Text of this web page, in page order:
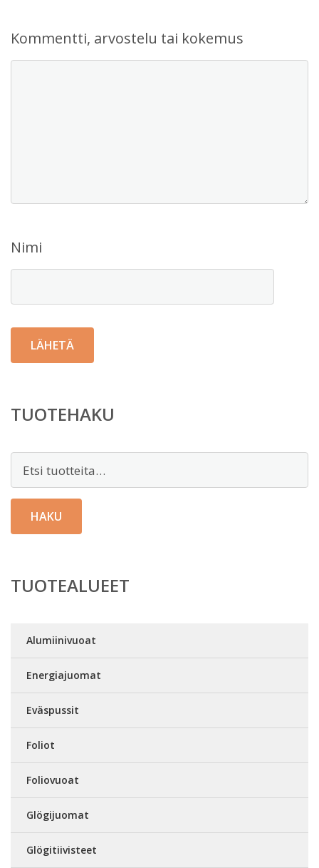
Kommentti, arvostelu tai kokemus
Nimi
TUOTEHAKU
HAKU
TUOTEALUEET
Alumiinivuoat
Energiajuomat
Eväspussit
Foliot
Foliovuoat
Glögijuomat
Glögitiivisteet